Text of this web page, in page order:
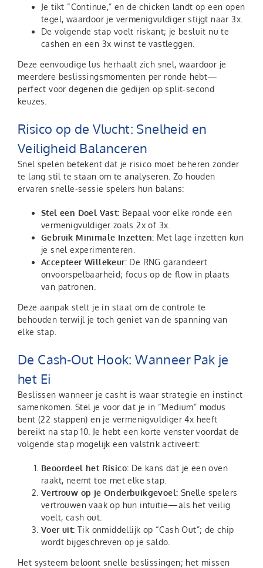
Je tikt “Continue,” en de chicken landt op een open
tegel, waardoor je vermenigvuldiger stijgt naar 3x.
De volgende stap voelt riskant; je besluit nu te
cashen en een 3x winst te vastleggen.
Deze eenvoudige lus herhaalt zich snel, waardoor je
meerdere beslissingsmomenten per ronde hebt—
perfect voor degenen die gedijen op split‑second
keuzes.
Risico op de Vlucht: Snelheid en
Veiligheid Balanceren
Snel spelen betekent dat je risico moet beheren zonder
te lang stil te staan om te analyseren. Zo houden
ervaren snelle‑sessie spelers hun balans:
Stel een Doel Vast: Bepaal voor elke ronde een
vermenigvuldiger zoals 2x of 3x.
Gebruik Minimale Inzetten: Met lage inzetten kun
je snel experimenteren.
Accepteer Willekeur: De RNG garandeert
onvoorspelbaarheid; focus op de flow in plaats
van patronen.
Deze aanpak stelt je in staat om de controle te
behouden terwijl je toch geniet van de spanning van
elke stap.
De Cash‑Out Hook: Wanneer Pak je
het Ei
Beslissen wanneer je casht is waar strategie en instinct
samenkomen. Stel je voor dat je in “Medium” modus
bent (22 stappen) en je vermenigvuldiger 4x heeft
bereikt na stap 10. Je hebt een korte venster voordat de
volgende stap mogelijk een valstrik activeert:
Beoordeel het Risico: De kans dat je een oven
raakt, neemt toe met elke stap.
Vertrouw op je Onderbuikgevoel: Snelle spelers
vertrouwen vaak op hun intuïtie—als het veilig
voelt, cash out.
Voer uit: Tik onmiddellijk op “Cash Out”; de chip
wordt bijgeschreven op je saldo.
Het systeem beloont snelle beslissingen; het missen